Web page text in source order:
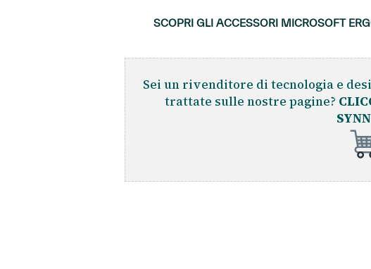
SCOPRI GLI ACCESSORI MICROSOFT
Sei un rivenditore di tecnologia e
trattate sulle nostre pagine?